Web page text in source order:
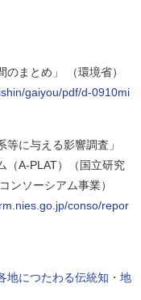
まとめ」 （環境省）
gaiyou/pdf/d-0910mi
等に与える影響調査」
（A-PLAT）（国立研究
ンソーシアム事業）
conso/repor
地につたわる伝統知・地